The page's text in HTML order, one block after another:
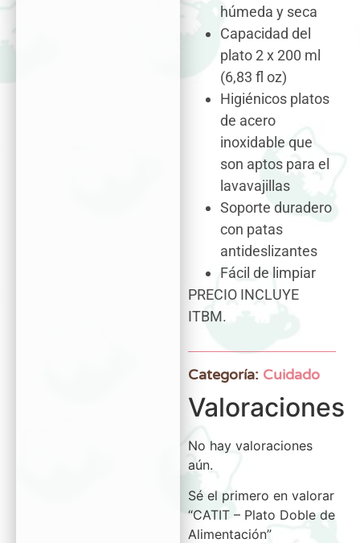
húmeda y seca
Capacidad del
plato 2 x 200 ml
(6,83 fl oz)
Higiénicos platos
de acero
inoxidable que
son aptos para el
lavavajillas
Soporte duradero
con patas
antideslizantes
Fácil de limpiar
PRECIO INCLUYE
ITBM.
Categoría: Cuidado
Valoraciones
No hay valoraciones
aún.
Sé el primero en valorar
“CATIT – Plato Doble de
Alimentación”